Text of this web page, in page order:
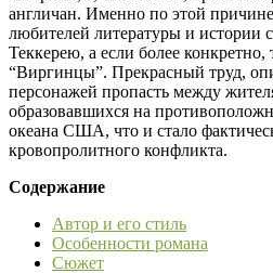
англичан. Именно по этой
любителей литературы и истории
Теккерею, а если более
“Виргинцы”. Прекрасный труд,
персонажей пропасть между
образовавшихся на
океана США, что и стало
кровопролитного конфликта.
Содержание
Автор и его стиль
Особенности романа
Сюжет